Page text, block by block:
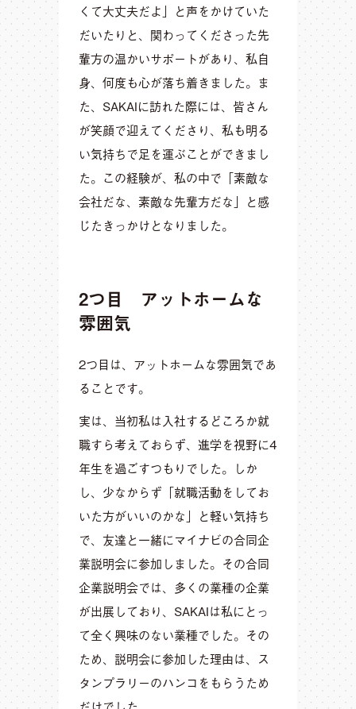
くて大丈夫だよ」と声をかけていた
だいたりと、関わってくださった先
輩方の温かいサポートがあり、私自
身、何度も心が落ち着きました。ま
た、SAKAIに訪れた際には、皆さん
が笑顔で迎えてくださり、私も明る
い気持ちで足を運ぶことができまし
た。この経験が、私の中で「素敵な
会社だな、素敵な先輩方だな」と感
じたきっかけとなりました。
2つ目 アットホームな
雰囲気
2つ目は、アットホームな雰囲気であ
ることです。
実は、当初私は入社するどころか就
職すら考えておらず、進学を視野に4
年生を過ごすつもりでした。しか
し、少なからず「就職活動をしてお
いた方がいいのかな」と軽い気持ち
で、友達と一緒にマイナビの合同企
業説明会に参加しました。その合同
企業説明会では、多くの業種の企業
が出展しており、SAKAIは私にとっ
て全く興味のない業種でした。その
ため、説明会に参加した理由は、ス
タンプラリーのハンコをもらうため